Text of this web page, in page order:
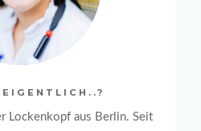
Lockenkopf aus Berlin. Seit